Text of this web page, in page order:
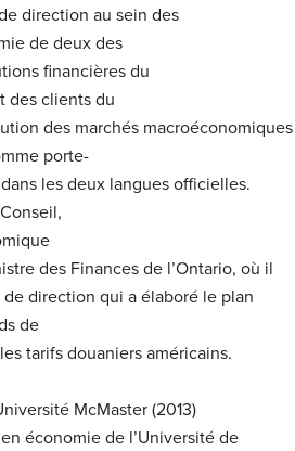
direction au sein des
de deux des
financières du
des clients du
des marchés
porte-
les deux langues officielles.
des Finances de l’Ontario, où il
direction qui a élaboré le plan
de
tarifs douaniers américains.
McMaster (2013)
économie de l’Université de